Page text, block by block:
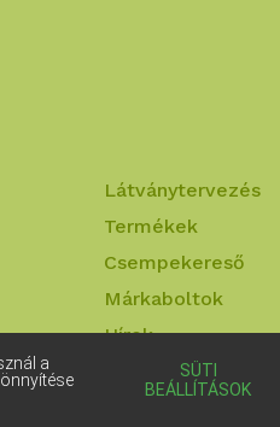
Látványtervezés
Termékek
Csempekereső
Márkaboltok
Hírek
Kapcsolat
a
SÜTI
BEÁLLÍTÁSOK